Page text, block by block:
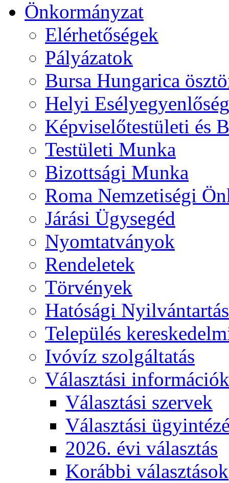
Önkormányzat
Elérhetőségek
Pályázatok
Bursa Hungarica
Helyi
Képviselőtestületi és
Testületi Munka
Bizottsági Munka
Roma Nemzetiségi
Járási Ügysegéd
Nyomtatványok
Rendeletek
Törvények
Hatósági
Település
Ivóvíz szolgáltatás
Választási információk
Választási szervek
Választási
2026. évi választás
Korábbi választások